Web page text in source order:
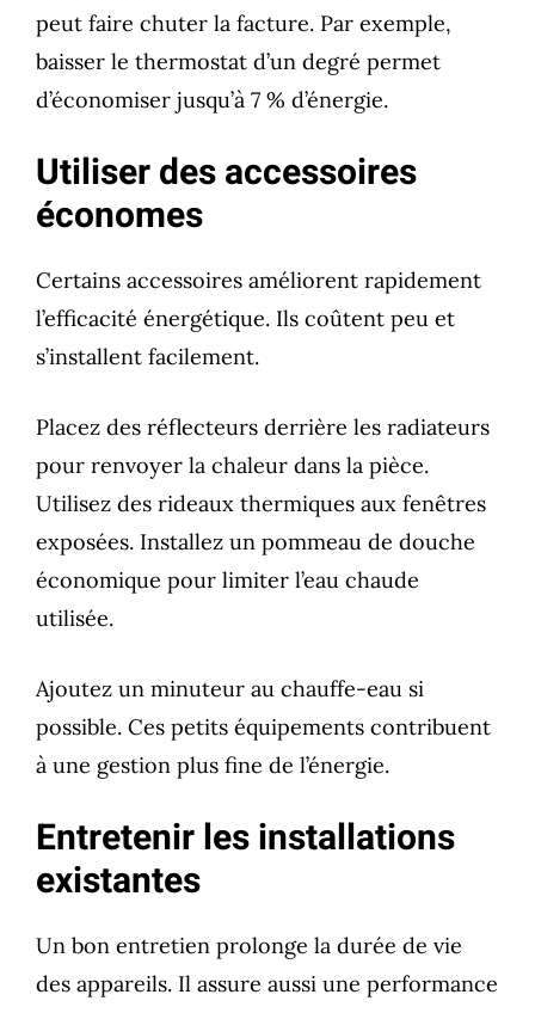
peut faire chuter la facture. Par exemple,
baisser le thermostat d’un degré permet
d’économiser jusqu’à 7 % d’énergie.
Utiliser des accessoires
économes
Certains accessoires améliorent rapidement
l’efficacité énergétique. Ils coûtent peu et
s’installent facilement.
Placez des réflecteurs derrière les radiateurs
pour renvoyer la chaleur dans la pièce.
Utilisez des rideaux thermiques aux fenêtres
exposées. Installez un pommeau de douche
économique pour limiter l’eau chaude
utilisée.
Ajoutez un minuteur au chauffe-eau si
possible. Ces petits équipements contribuent
à une gestion plus fine de l’énergie.
Entretenir les installations
existantes
Un bon entretien prolonge la durée de vie
des appareils. Il assure aussi une performance